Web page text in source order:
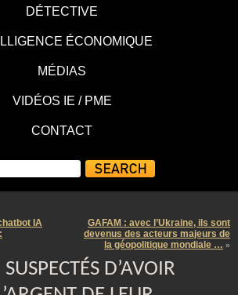
DÉTECTIVE
ÉCONOMIQUE
MÉDIAS
VIDÉOS IE / PME
CONTACT
IA
GAFAM : avec l’Ukraine, ils sont
devenus des acteurs majeurs de
la géopolitique mondiale … »
D’AVOIR